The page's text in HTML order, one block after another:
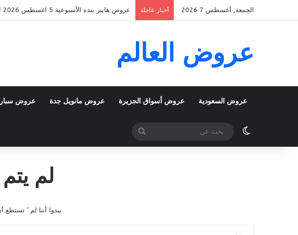
الجمعة, أغسطس 7 2026 أخبار عاجلة عروض هايبر بنده الأسبوعية 5 اغسطس 2026 الموافق 22 صفر 1448 Back To School
عروض العالم
عروض السعودية عروض أسواق الجزيرة عروض مانويل جدة عروض سبار
الوضع المظلم
بحث
عن
لم
يبدوا أننا لم ’